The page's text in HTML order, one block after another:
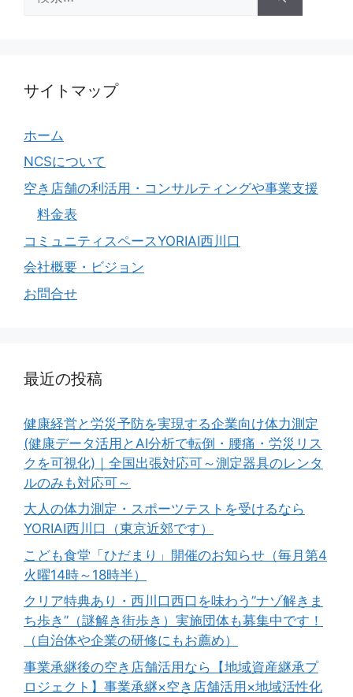
索:
サイトマップ
ホーム
NCSについて
空き店舗の利活用・コンサルティングや事業支援
料金表
コミュニティスペースYORIAI西川口
会社概要・ビジョン
お問合せ
最近の投稿
健康経営と労災予防を実現する企業向け体力測定
(健康データ活用とAI分析で転倒・腰痛・労災リス
クを可視化)｜全国出張対応可～測定器具のレンタ
ルのみも対応可～
大人の体力測定・スポーツテストを受けるなら
YORIAI西川口（東京近郊です）
こども食堂「ひだまり」開催のお知らせ（毎月第4
火曜14時～18時半）
クリア特典あり・西川口西口を味わう”ナゾ解きま
ち歩き”（謎解き街歩き）実施団体も募集中です！
（自治体や企業の研修にもお薦め）
事業承継後の空き店舗活用なら【地域資産継承プ
ロジェクト】事業承継×空き店舗活用×地域活性化